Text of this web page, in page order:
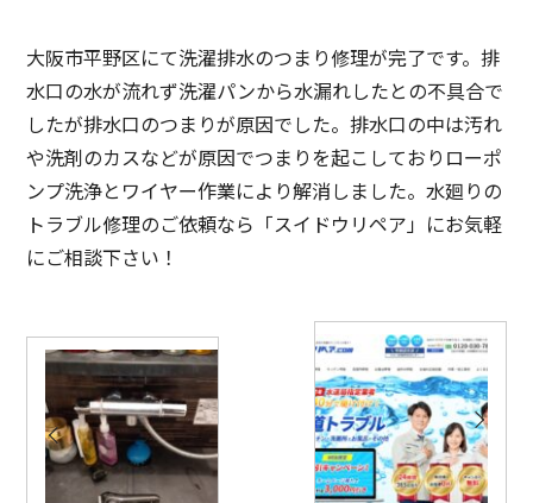
大阪市平野区にて洗濯排水のつまり修理が完了です。排
水口の水が流れず洗濯パンから水漏れしたとの不具合で
したが排水口のつまりが原因でした。排水口の中は汚れ
や洗剤のカスなどが原因でつまりを起こしておりローポ
ンプ洗浄とワイヤー作業により解消しました。水廻りの
トラブル修理のご依頼なら「スイドウリペア」にお気軽
にご相談下さい！